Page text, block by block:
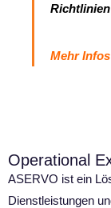
Richtlinien
Mehr Infos
Operational
ASERVO ist ein
Dienstleistungen